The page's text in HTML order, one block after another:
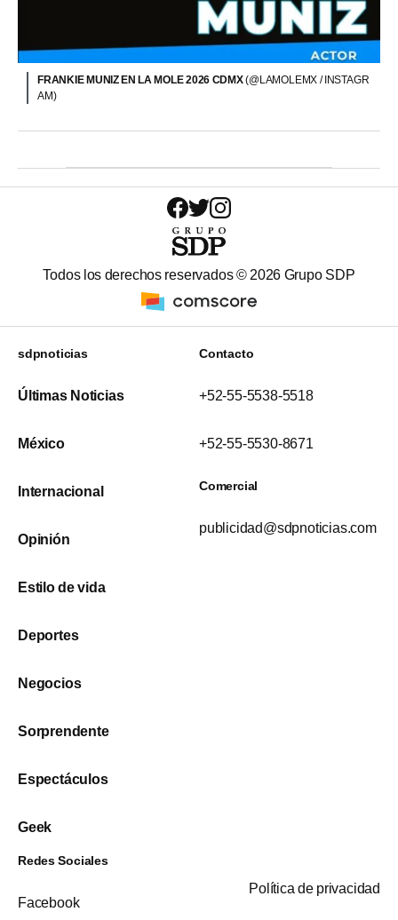
FRANKIE MUNIZ EN LA MOLE 2026 CDMX(@LAMOLEMX / INSTAGR
AM)
Todos los derechos reservados © 2026 Grupo SDP
sdpnoticias
Últimas Noticias
México
Internacional
Opinión
Estilo de vida
Deportes
Negocios
Sorprendente
Espectáculos
Geek
Contacto
+52-55-5538-5518
+52-55-5530-8671
Comercial
publicidad@sdpnoticias.com
Redes Sociales
Facebook
Política de privacidad